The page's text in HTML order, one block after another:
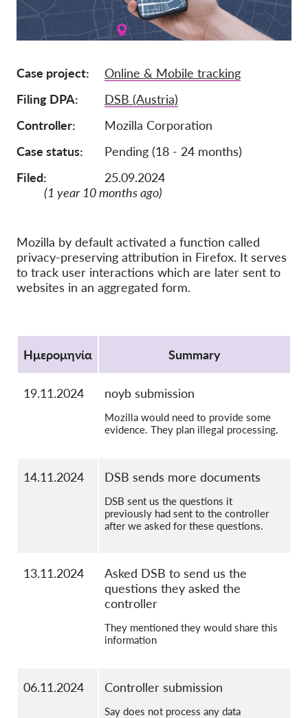
Ιδιότητα μέλους
Αιγίδα
Tax deductability
Σύνδεση Μέλους
Σχετικά με εμάς
Ομάδα
Συχνές ερωτήσεις
Θέσεις Εργασίας
Συλλογική έννομη
GDPRhub
Case project
Online & Mobile tracking
Filing DPA
DSB (Austria)
Controller
Mozilla Corporation
Case status
Pending (18 - 24 months)
Filed:
25.09.2024
(1 year 10 months ago)
Mozilla by default activated a function called
privacy-preserving attribution in Firefox. It serves
to track user interactions which are later sent to
websites in an aggregated form.
Ημερομηνία
Summary
19.11.2024 noyb submission
Mozilla would need to provide some
evidence. They plan illegal processing.
14.11.2024 DSB sends more documents
DSB sent us the questions it
previously had sent to the controller
after we asked for these questions.
13.11.2024
Asked DSB to send us the
questions they asked the
controller
They mentioned they would share this
information
06.11.2024 Controller submission
Say does not process any data